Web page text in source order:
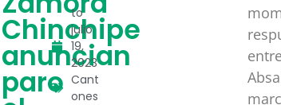
Chinchipe
anuncian
paro
to
julio
19,
2023
Cant
ones